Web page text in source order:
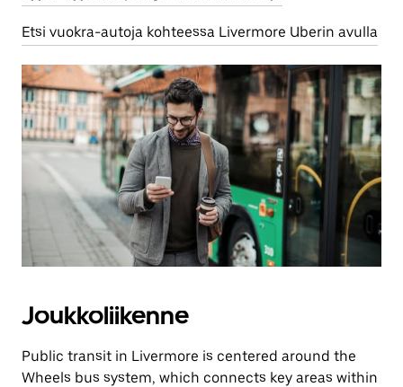
Etsi vuokra-autoja kohteessa Livermore Uberin avulla
Joukkoliikenne
Public transit in Livermore is centered around the
Wheels bus system, which connects key areas within